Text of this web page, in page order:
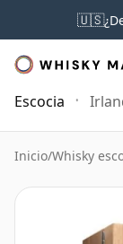
🇺🇸
Escocia
Inicio/Whisky